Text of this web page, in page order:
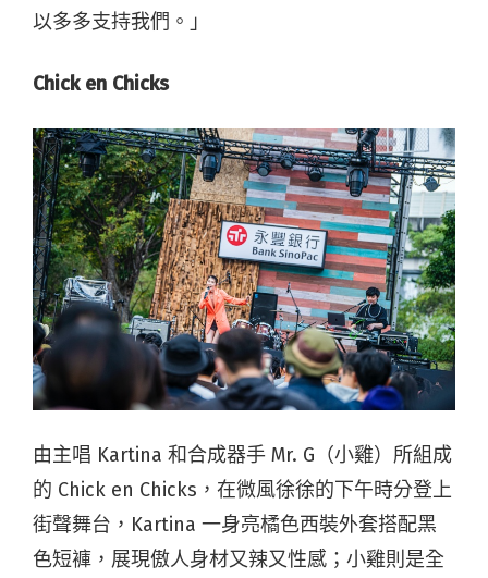
以多多支持我們。」
Chick en Chicks
由主唱 Kartina 和合成器手 Mr. G（小雞）所組成
的 Chick en Chicks，在微風徐徐的下午時分登上
街聲舞台，Kartina 一身亮橘色西裝外套搭配黑
色短褲，展現傲人身材又辣又性感；小雞則是全